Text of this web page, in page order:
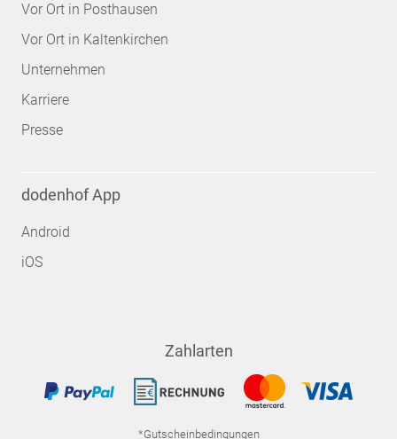
Vor Ort in Posthausen
Vor Ort in Kaltenkirchen
Unternehmen
Karriere
Presse
dodenhof App
Android
iOS
Zahlarten
*Gutscheinbedingungen